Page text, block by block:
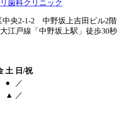
央2-1-2 中野坂上吉田ビル2階
江戸線「中野坂上駅」徒歩30秒
土 日/祝
●
／
▲ ／